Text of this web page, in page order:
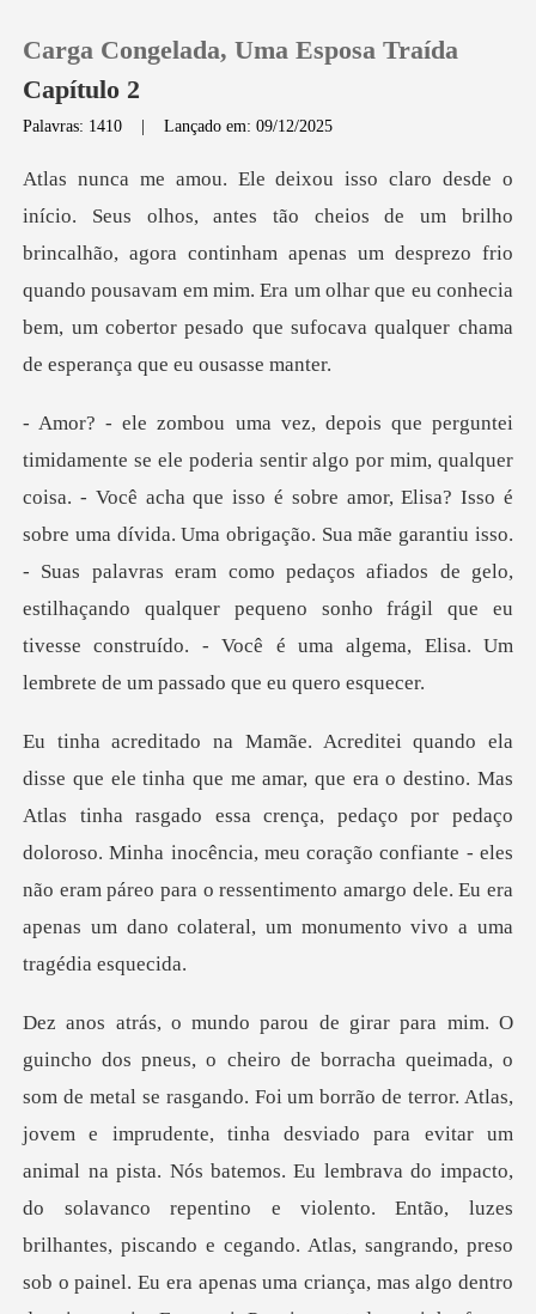
0
Loja
Baixar App
Carga Congelada, Uma Esposa Traída
Capítulo 2
Palavras: 1410 |Lançado em: 09/12/2025
lho
brincalhão, agora continham apenas um desprezo frio
quando pousavam em mim. Era um olhar que
obre amor, Elisa? Isso é
sobre uma dívida. Uma obrigação. Sua mãe garantiu isso.
- Suas palavras eram como pedaços afiados de gelo,
estilha
tinha rasgado essa crença, pedaço por pedaço
doloroso. Minha inocência, meu coração confiante - eles
não eram pár
tar um
animal na pista. Nós batemos. Eu lembrava do impacto,
do solavanco repentino e violento. Então, luzes
brilhantes, piscando e cegando. Atlas, sangrando, preso
sob o painel. Eu era apenas uma criança